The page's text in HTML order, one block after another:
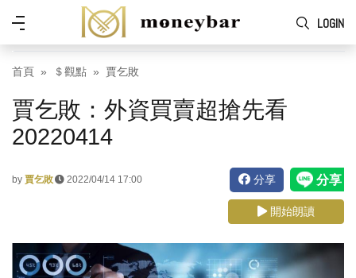
Skip to main content
LOGIN
功
能
表
首頁 ＄觀點 賈乞敗
賈乞敗：外資買賣超搶先看
20220414
by 賈乞敗 2022/04/14 17:00 分享
開始朗讀